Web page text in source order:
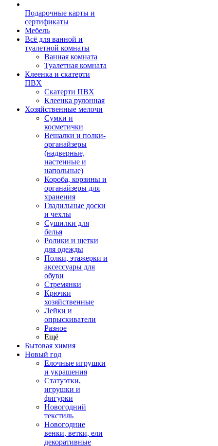
Подарочные карты и
сертификаты
Мебель
Всё для ванной и
туалетной комнаты
Ванная комната
Туалетная комната
Клеенка и скатерти
ПВХ
Скатерти ПВХ
Клеенка рулонная
Хозяйственные мелочи
Сумки и
косметички
Вешалки и полки-
органайзеры
(надверные,
настенные и
напольные)
Короба, корзины и
органайзеры для
хранения
Гладильные доски
и чехлы
Сушилки для
белья
Ролики и щетки
для одежды
Полки, этажерки и
аксессуары для
обуви
Стремянки
Крючки
хозяйственные
Лейки и
опрыскиватели
Разное
Ещё
Бытовая химия
Новый год
Елочные игрушки
и украшения
Статуэтки,
игрушки и
фигурки
Новогодний
текстиль
Новогодние
венки, ветки, ели
декоративные